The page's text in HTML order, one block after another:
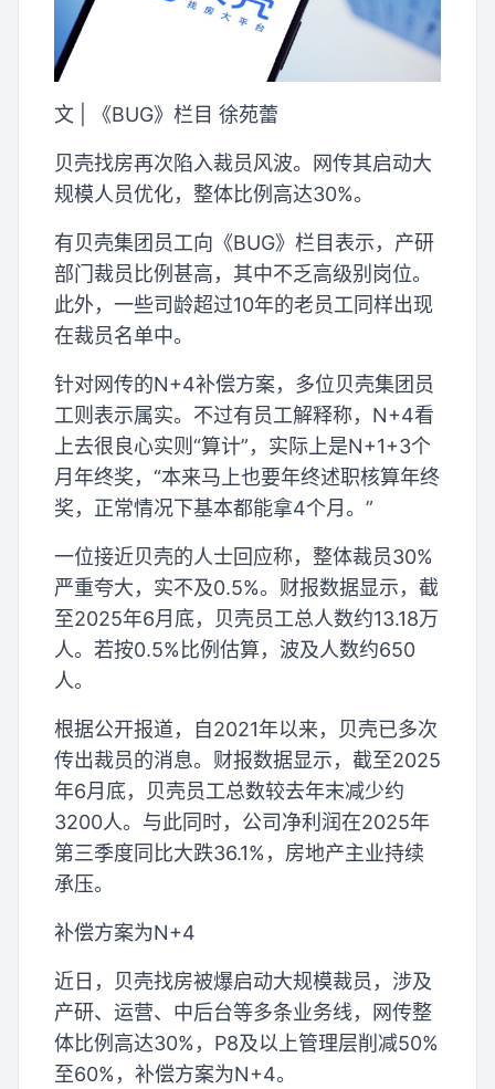
文 | 《BUG》栏目 徐苑蕾
贝壳找房再次陷入裁员风波。网传其启动大
规模人员优化，整体比例高达30%。
有贝壳集团员工向《BUG》栏目表示，产研
部门裁员比例甚高，其中不乏高级别岗位。
此外，一些司龄超过10年的老员工同样出现
在裁员名单中。
针对网传的N+4补偿方案，多位贝壳集团员
工则表示属实。不过有员工解释称，N+4看
上去很良心实则“算计”，实际上是N+1+3个
月年终奖，“本来马上也要年终述职核算年终
奖，正常情况下基本都能拿4个月。”
一位接近贝壳的人士回应称，整体裁员30%
严重夸大，实不及0.5%。财报数据显示，截
至2025年6月底，贝壳员工总人数约13.18万
人。若按0.5%比例估算，波及人数约650
人。
根据公开报道，自2021年以来，贝壳已多次
传出裁员的消息。财报数据显示，截至2025
年6月底，贝壳员工总数较去年末减少约
3200人。与此同时，公司净利润在2025年
第三季度同比大跌36.1%，房地产主业持续
承压。
补偿方案为N+4
近日，贝壳找房被爆启动大规模裁员，涉及
产研、运营、中后台等多条业务线，网传整
体比例高达30%，P8及以上管理层削减50%
至60%，补偿方案为N+4。